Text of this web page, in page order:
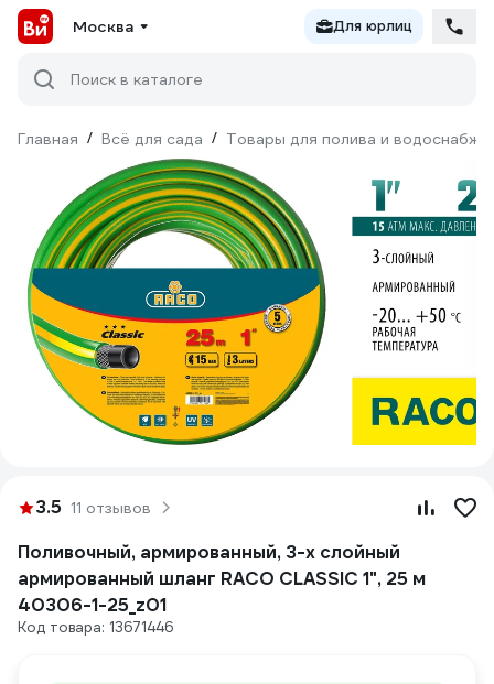
Москва Для юрлиц
Поиск в каталоге
Главная / Всё для сада / Товары для полива и
3.5 11 отзывов
Поливочный, армированный, 3-х слойный
армированный шланг RACO CLASSIC 1", 25 м
40306-1-25_z01
Код товара: 13671446